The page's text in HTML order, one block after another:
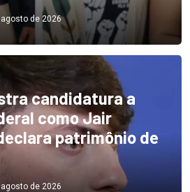
de 2026
candidatura a
como Jair
patrimônio de
de 2026